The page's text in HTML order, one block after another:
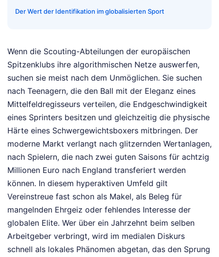
Der Wert der Identifikation im globalisierten Sport
Wenn die Scouting-Abteilungen der europäischen
Spitzenklubs ihre algorithmischen Netze auswerfen,
suchen sie meist nach dem Unmöglichen. Sie suchen
nach Teenagern, die den Ball mit der Eleganz eines
Mittelfeldregisseurs verteilen, die Endgeschwindigkeit
eines Sprinters besitzen und gleichzeitig die physische
Härte eines Schwergewichtsboxers mitbringen. Der
moderne Markt verlangt nach glitzernden Wertanlagen,
nach Spielern, die nach zwei guten Saisons für achtzig
Millionen Euro nach England transferiert werden
können. In diesem hyperaktiven Umfeld gilt
Vereinstreue fast schon als Makel, als Beleg für
mangelnden Ehrgeiz oder fehlendes Interesse der
globalen Elite. Wer über ein Jahrzehnt beim selben
Arbeitgeber verbringt, wird im medialen Diskurs
schnell als lokales Phänomen abgetan, das den Sprung